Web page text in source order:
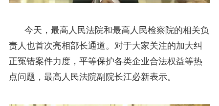
今天，最高人民法院和最高人民检察院的相关负
责人也首次亮相部长通道。对于大家关注的加大纠
正冤错案件力度，平等保护各类企业合法权益等热
点问题，最高人民法院副院长江必新表示。